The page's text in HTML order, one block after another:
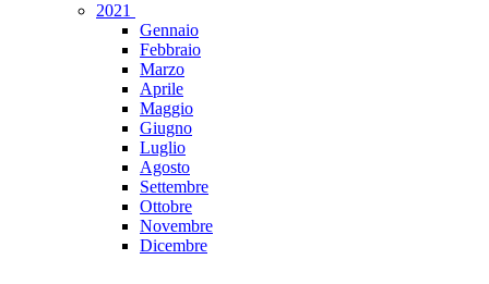
2021
Gennaio
Febbraio
Marzo
Aprile
Maggio
Giugno
Luglio
Agosto
Settembre
Ottobre
Novembre
Dicembre